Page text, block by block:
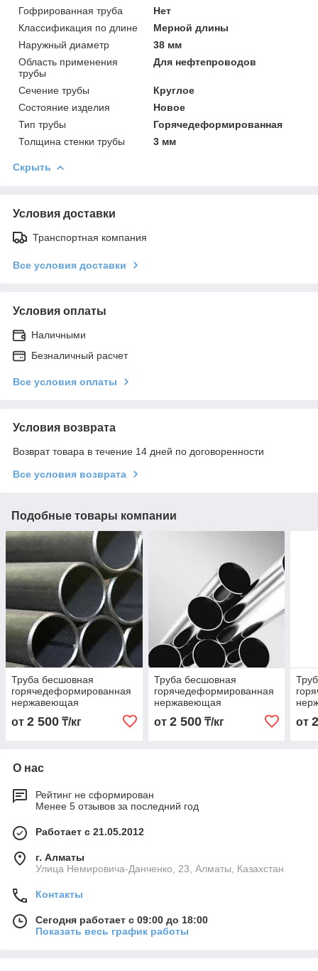
Гофрированная труба
Нет
Классификация по длине
Мерной длины
Наружный диаметр
38 мм
Область применения
трубы
Для нефтепроводов
Сечение трубы
Круглое
Состояние изделия
Новое
Тип трубы
Горячедеформированная
Толщина стенки трубы
3 мм
Скрыть
Условия доставки
Транспортная компания
Все условия доставки
Условия оплаты
Наличными
Безналичный расчет
Все условия оплаты
Условия возврата
Возврат товара в течение 14 дней по договоренности
Все условия возврата
Подобные товары компании
Труба бесшовная
горячедеформированная
нержавеющая
57х3,0х6000 Марка
12Х18Н10Т
от 2 500 ₸/кг
Труба бесшовная
горячедеформированная
нержавеющая
48х3,0х6000 Марка
12Х18Н10Т
от 2 500₸/кг от
О нас
Рейтинг не сформирован
Менее 5 отзывов за последний год
Работает с 21.05.2012
г. Алматы
Улица Немировича-Данченко, 23, Алматы, Казахстан
Контакты
Сегодня работает с 09:00 до 18:00
Показать весь график работы